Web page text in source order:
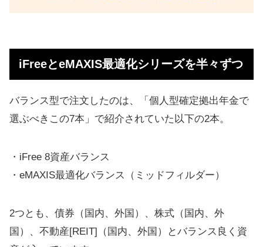
iFreeとeMAXIS最適化シリーズを半々ずつ
バランス型で注文したのは、「個人型確定拠出年金で
選ぶべきこの7本」で紹介されていた以下の2本。
・iFree 8資産バランス
・eMAXIS最適化バランス（ミッドフィルダー）
2つとも、債券（国内、外国）、株式（国内、外
国）、不動産[REIT]（国内、外国）とバランス良く資